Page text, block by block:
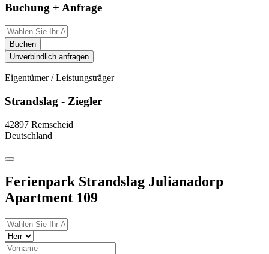
Buchung + Anfrage
Buchen
Unverbindlich anfragen
Eigentümer / Leistungsträger
Strandslag - Ziegler
42897 Remscheid
Deutschland
Ferienpark Strandslag Julianadorp
Apartment 109